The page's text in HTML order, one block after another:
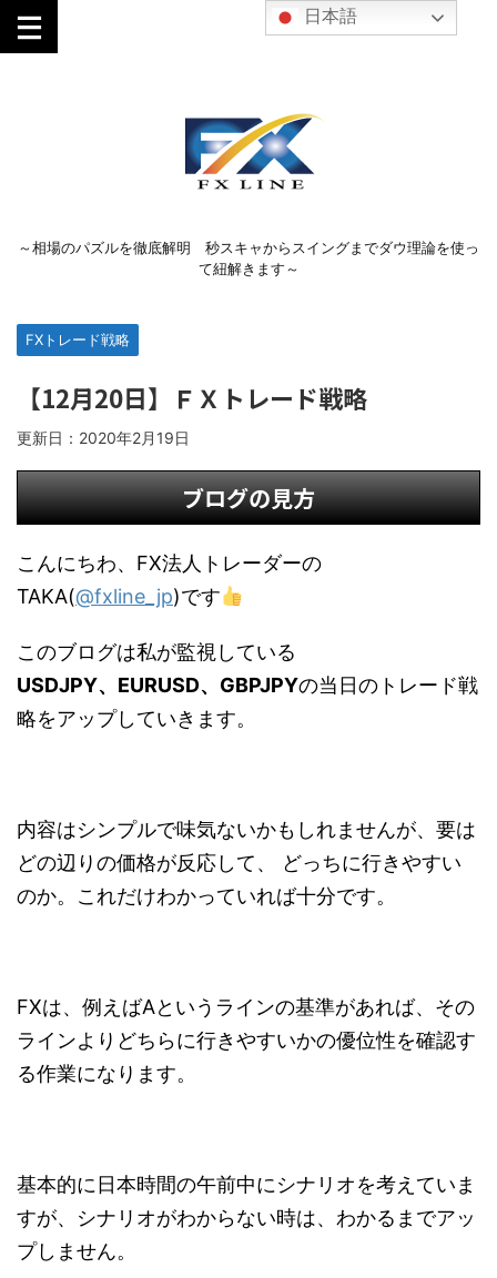
～相場のパズルを徹底解明 秒スキャからスイングまでダウ理論を使っ
て紐解きます～
FXトレード戦略
【12月20日】ＦＸトレード戦略
更新日： 2020年2月19日
ブログの見方
こんにちわ、FX法人トレーダーの
TAKA(@fxline_jp)です
このブログは私が監視している
USDJPY、EURUSD、GBPJPYの当日のトレード戦
略をアップしていきます。
内容はシンプルで味気ないかもしれませんが、要は
どの辺りの価格が反応して、 どっちに行きやすい
のか。これだけわかっていれば十分です。
FXは、例えばAというラインの基準があれば、その
ラインよりどちらに行きやすいかの優位性を確認す
る作業になります。
基本的に日本時間の午前中にシナリオを考えていま
すが、シナリオがわからない時は、わかるまでアッ
プしません。
日本語